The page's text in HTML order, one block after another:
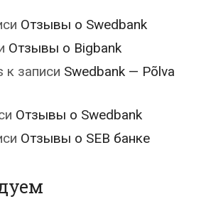
Отзывы о Swedbank
Отзывы о Bigbank
к записи Swedbank — Põlva
Отзывы о Swedbank
Отзывы о SEB банке